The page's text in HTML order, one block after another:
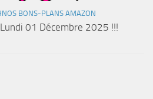
BONS-PLANS AMAZON
01 Décembre 2025 !!!